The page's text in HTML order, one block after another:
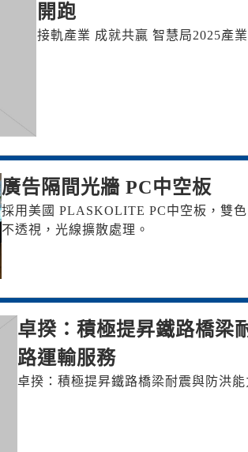
開跑
接軌產業 成就共贏 智慧局2025產
廣告隔間光牆 PC中空板
採用美國 PLASKOLITE PC中空板，雙
不透視，光線擴散處理。
卓揆：積極提昇鐵路橋梁
路運輸服務
卓揆：積極提昇鐵路橋梁耐震與防洪